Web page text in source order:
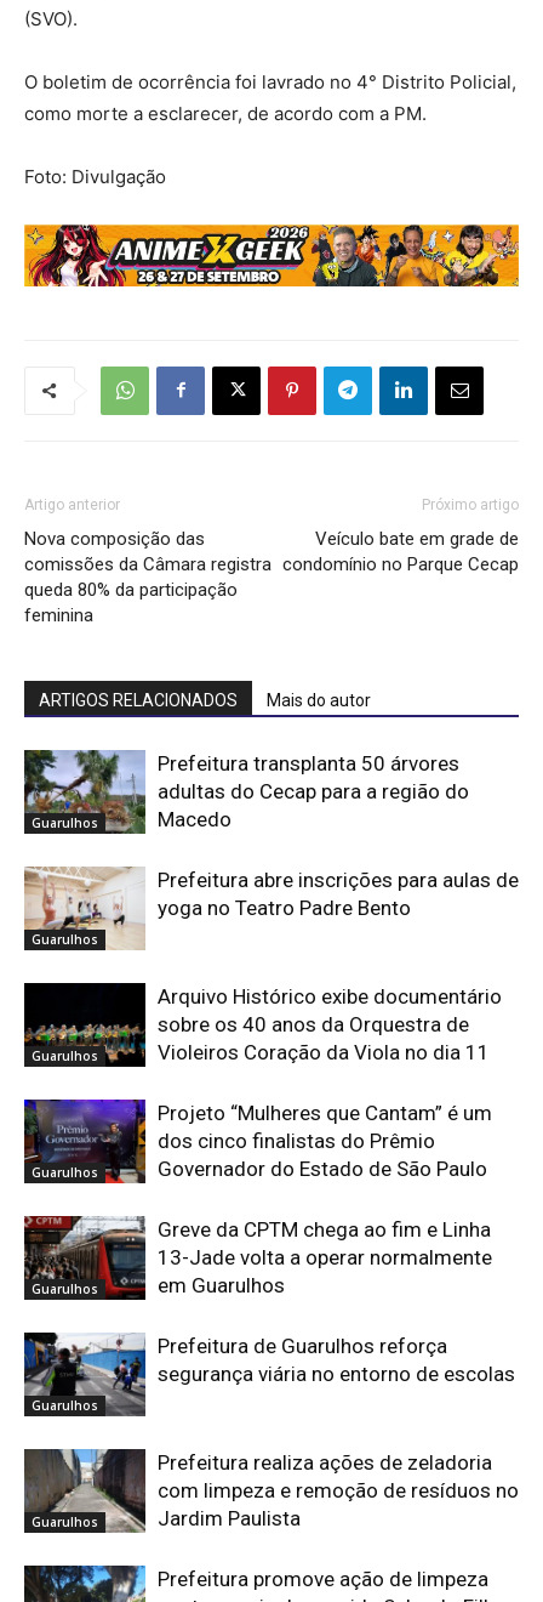
(SVO).
O boletim de ocorrência foi lavrado no 4° Distrito Policial,
como morte a esclarecer, de acordo com a PM.
Foto: Divulgação
Artigo anterior
Nova composição das
comissões da Câmara registra
queda 80% da participação
feminina
Próximo artigo
Veículo bate em grade de
condomínio no Parque Cecap
ARTIGOS RELACIONADOS Mais do autor
Guarulhos
Prefeitura transplanta 50 árvores
adultas do Cecap para a região do
Macedo
Guarulhos
Prefeitura abre inscrições para aulas de
yoga no Teatro Padre Bento
Guarulhos
Arquivo Histórico exibe documentário
sobre os 40 anos da Orquestra de
Violeiros Coração da Viola no dia 11
Guarulhos
Projeto “Mulheres que Cantam” é um
dos cinco finalistas do Prêmio
Governador do Estado de São Paulo
Guarulhos
Greve da CPTM chega ao fim e Linha
13-Jade volta a operar normalmente
em Guarulhos
Guarulhos
Prefeitura de Guarulhos reforça
segurança viária no entorno de escolas
Guarulhos
Prefeitura realiza ações de zeladoria
com limpeza e remoção de resíduos no
Jardim Paulista
Prefeitura promove ação de limpeza